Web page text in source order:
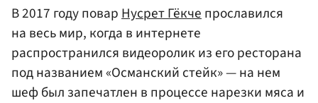
В 2017 году поварНусрет Гёкчепрославился
на весь мир, когда в интернете
распространился видеоролик из его ресторана
под названием «Османский стейк» — на нем
шеф был запечатлен в процессе нарезки мяса и